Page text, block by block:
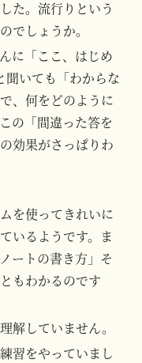
た。流行りという
でしょうか。
に「ここ、はじめ
聞いても「わからな
、何をどのように
の「間違った答を
効果がさっぱりわ
を使ってきれいに
いるようです。ま
ートの書き方」そ
もわかるのです
解していません。
習をやっていまし